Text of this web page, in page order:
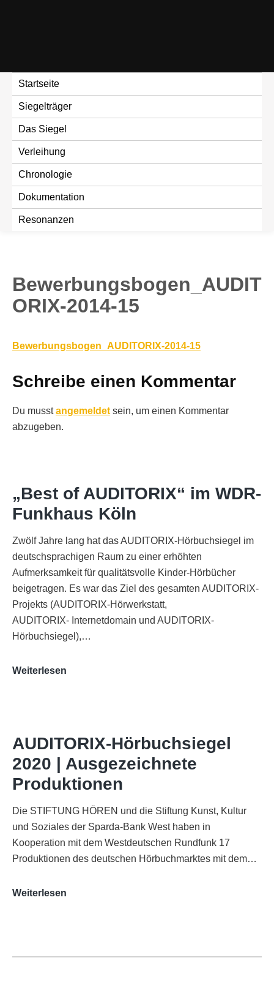
Startseite
Siegelträger
Das Siegel
Verleihung
Chronologie
Dokumentation
Resonanzen
Bewerbungsbogen_AUDIT
ORIX-2014-15
Bewerbungsbogen_AUDITORIX-2014-15
Schreibe einen Kommentar
Du musstangemeldet sein, um einen Kommentar
abzugeben.
„Best of AUDITORIX“ im WDR-
Funkhaus Köln
Zwölf Jahre lang hat das AUDITORIX-Hörbuchsiegel im
deutschsprachigen Raum zu einer erhöhten
Aufmerksamkeit für qualitätsvolle Kinder-Hörbücher
beigetragen. Es war das Ziel des gesamten AUDITORIX-
Projekts (AUDITORIX-Hörwerkstatt,
AUDITORIX- Internetdomain und AUDITORIX-
Hörbuchsiegel),…
Weiterlesen
Funkhaus
Köln
AUDITORIX-Hörbuchsiegel
2020 | Ausgezeichnete
Produktionen
Die STIFTUNG HÖREN und die Stiftung Kunst, Kultur
und Soziales der Sparda-Bank West haben in
Kooperation mit dem Westdeutschen Rundfunk 17
Produktionen des deutschen Hörbuchmarktes mit dem…
Weiterlesen
Ausgezeichnete